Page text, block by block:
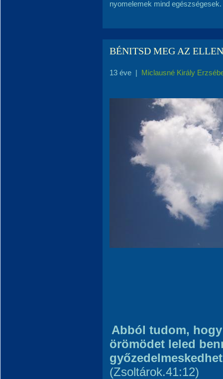
nyomelemek mind egészségesek.
BÉNITSD MEG AZ
13 éve | Miclausné Király
Abból tudom,
örömödet leled
(Zsoltárok.41:12)